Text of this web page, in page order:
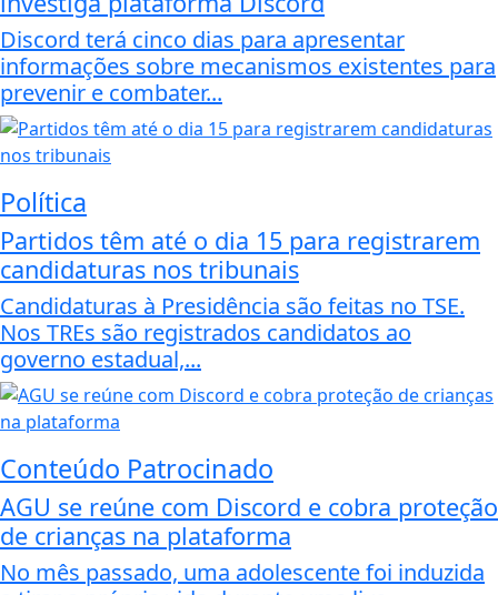
Discord terá cinco dias para apresentar
informações sobre mecanismos existentes para
prevenir e combater...
Política
Partidos têm até o dia 15 para registrarem
candidaturas nos tribunais
Candidaturas à Presidência são feitas no TSE.
Nos TREs são registrados candidatos ao
governo estadual,...
Conteúdo Patrocinado
AGU se reúne com Discord e cobra proteção
de crianças na plataforma
No mês passado, uma adolescente foi induzida